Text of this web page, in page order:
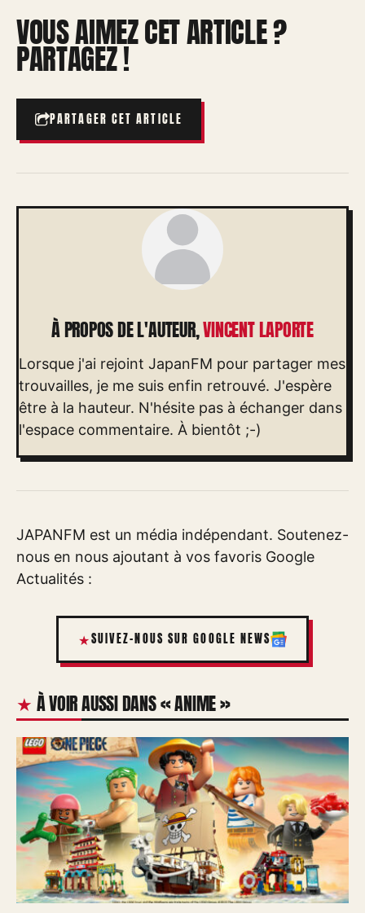
VOUS AIMEZ CET ARTICLE ?
PARTAGEZ !
PARTAGER CET ARTICLE
À PROPOS DE L'AUTEUR,VINCENT LAPORTE
Lorsque j'ai rejoint JapanFM pour partager mes
trouvailles, je me suis enfin retrouvé. J'espère
être à la hauteur. N'hésite pas à échanger dans
l'espace commentaire. À bientôt ;-)
JAPANFM est un média indépendant. Soutenez-
nous en nous ajoutant à vos favoris Google
Actualités :
SUIVEZ-NOUS SUR GOOGLE NEWS
À VOIR AUSSI DANS « ANIME »